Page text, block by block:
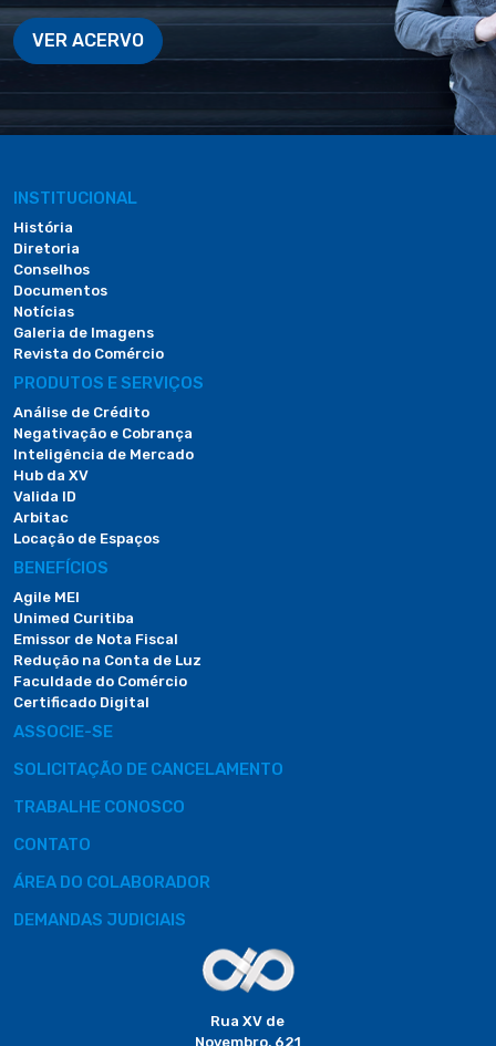
VER ACERVO
INSTITUCIONAL
História
Diretoria
Conselhos
Documentos
Notícias
Galeria de Imagens
Revista do Comércio
PRODUTOS E SERVIÇOS
Análise de Crédito
Negativação e Cobrança
Inteligência de Mercado
Hub da XV
Valida ID
Arbitac
Locação de Espaços
BENEFÍCIOS
Agile MEI
Unimed Curitiba
Emissor de Nota Fiscal
Redução na Conta de Luz
Faculdade do Comércio
Certificado Digital
ASSOCIE-SE
SOLICITAÇÃO DE CANCELAMENTO
TRABALHE CONOSCO
CONTATO
ÁREA DO COLABORADOR
DEMANDAS JUDICIAIS
Rua XV de
Novembro, 621